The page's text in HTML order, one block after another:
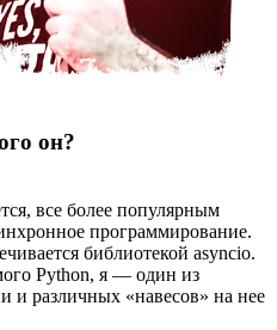
он?
все более популярным
программирование.
библиотекой asyncio.
Python, я — один из
и различных «навесов» на нее